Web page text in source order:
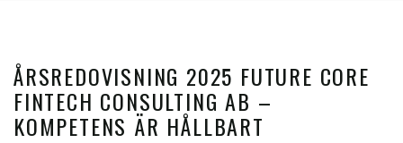
ÅRSREDOVISNING 2025 FUTURE CORE
FINTECH CONSULTING AB –
KOMPETENS ÄR HÅLLBART